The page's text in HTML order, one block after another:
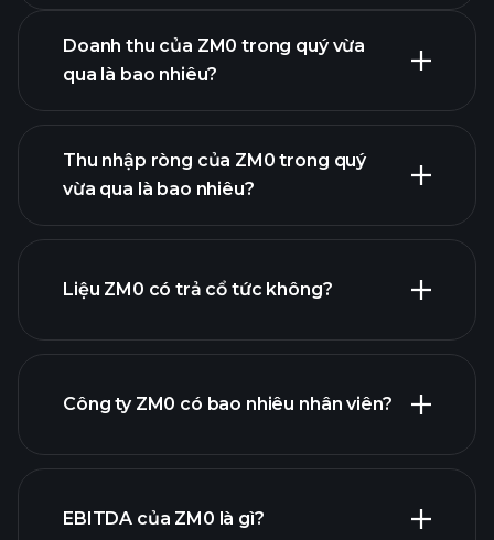
lợi nhuận của ZM0
Doanh thu của ZM0 trong quý vừa
qua là bao nhiêu?
Thu nhập ròng của ZM0 trong quý
vừa qua là bao nhiêu?
Liệu ZM0 có trả cổ tức không?
Công ty ZM0 có bao nhiêu nhân viên?
nhà tuyển dụng lớn nhất
EBITDA của ZM0 là gì?